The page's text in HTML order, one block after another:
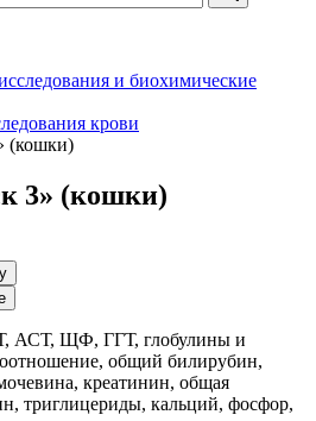
и биохимические
крови
(кошки)
3» (кошки)
АСТ, ЩФ, ГГТ, глобулины и
общий билирубин,
креатинин, общая
триглицериды, кальций, фосфор,